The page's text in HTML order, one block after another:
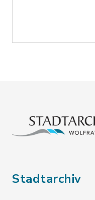
Stadtarchiv